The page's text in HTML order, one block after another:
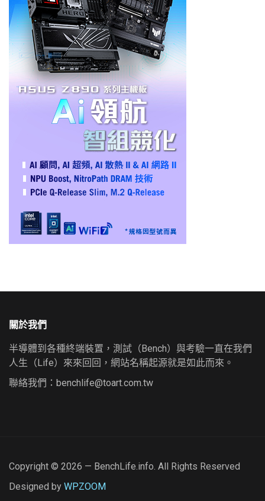
關於我們
半導體到各種終端裝置，測試（Bench）與考驗一直在我們
人生（Life）來來回回，網站名稱起源就是如此而來。
聯絡我們： benchlife@toart.com.tw
Copyright © 2026 — BenchLife.info. All Rights Reserved
Designed by WPZOOM